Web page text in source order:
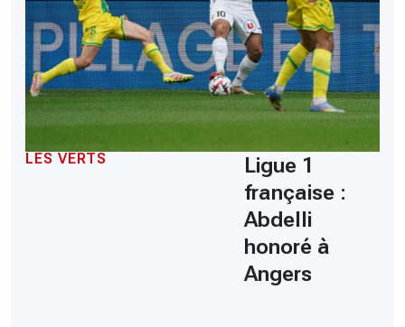
LES VERTS
Ligue 1
française :
Abdelli
honoré à
Angers